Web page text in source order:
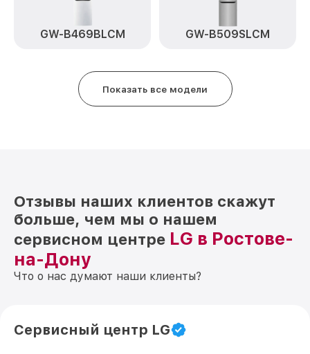
GW-B469BLCM GW-B509SLCM
Показать все модели
Отзывы наших клиентов скажут
больше, чем мы о нашем
сервисном центре LG в Ростове-
на-Дону
Что о нас думают наши клиенты?
Сервисный центр LG